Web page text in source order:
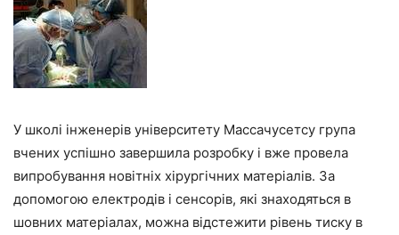
У школі інженерів університету Массачусетсу група
вчених успішно завершила розробку і вже провела
випробування новітніх хірургічних матеріалів. За
допомогою електродів і сенсорів, які знаходяться в
шовних матеріалах, можна відстежити рівень тиску в